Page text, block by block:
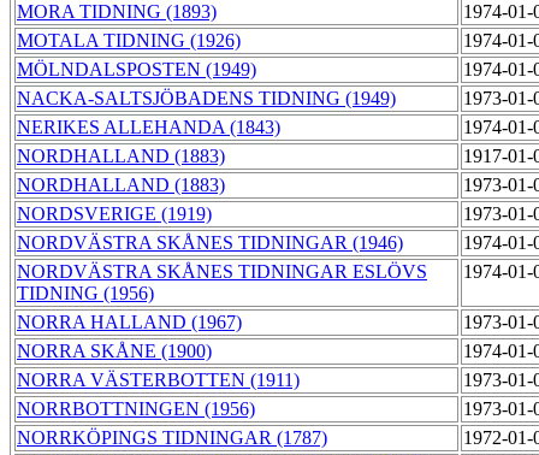
MORA TIDNING (1893)
1974-
MOTALA TIDNING (1926)
1974-
MÖLNDALSPOSTEN (1949)
1974-
NACKA-SALTSJÖBADENS TIDNING (1949)
1973-
NERIKES ALLEHANDA (1843)
1974-
NORDHALLAND (1883)
1917-
NORDHALLAND (1883)
1973-
NORDSVERIGE (1919)
1973-
NORDVÄSTRA SKÅNES TIDNINGAR (1946)
1974-
NORDVÄSTRA SKÅNES TIDNINGAR ESLÖVS
TIDNING (1956)
1974-
NORRA HALLAND (1967)
1973-
NORRA SKÅNE (1900)
1974-
NORRA VÄSTERBOTTEN (1911)
1973-
NORRBOTTNINGEN (1956)
1973-
NORRKÖPINGS TIDNINGAR (1787)
1972-